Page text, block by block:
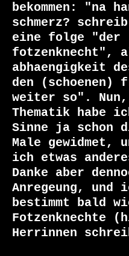
bekommen: "na
schmerz?
eine folge "der
fotzenknecht",
abhaengigkeit
den (schoenen)
weiter so".
Thematik habe
Sinne ja schon
Male gewidmet,
ich etwas
Danke aber
Anregeung, und
bestimmt bald
Fotzenknechte
Herrinnen